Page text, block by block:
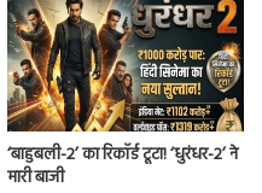
‘बाहुबली-2’ का रिकॉर्ड टूटा! ‘धुरंधर-2’ ने
मारी बाजी